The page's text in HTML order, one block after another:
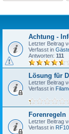
Achtung -
Letzter Beitrag
Verfasst in
Antworten: 111
Lösung für
Letzter Beitrag
Verfasst in
Forenregeln
Letzter Beitrag
Verfasst in